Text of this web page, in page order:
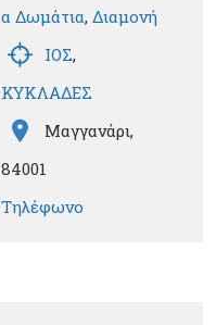
α Δωμάτια, Διαμονή
ΙΟΣ,
ΚΥΚΛΑΔΕΣ
Μαγγανάρι,
84001
Τηλέφωνο